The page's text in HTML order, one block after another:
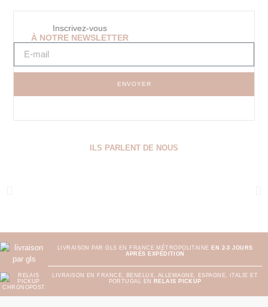
Inscrivez-vous
À NOTRE NEWSLETTER
ENVOYER
ILS PARLENT DE NOUS
LIVRAISON PAR GLS EN FRANCE MÉTROPOLITAINE EN 2-3 JOURS
APRÈS EXPÉDITION
LIVRAISON EN FRANCE, BENELUX, ALLEMAGNE, ESPAGNE, ITALIE ET
PORTUGAL EN
RELAIS PICKUP